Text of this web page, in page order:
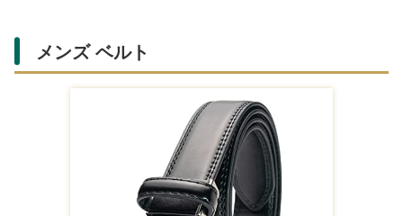
ブランド 二つ折り財布